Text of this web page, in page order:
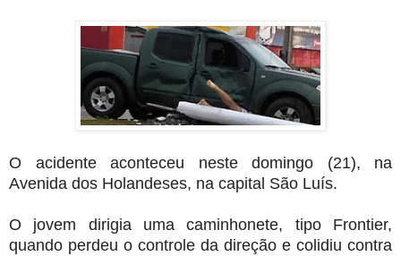
O acidente aconteceu neste domingo (21), na
Avenida dos Holandeses, na capital São Luís.
O jovem dirigia uma caminhonete, tipo Frontier,
quando perdeu o controle da direção e colidiu contra